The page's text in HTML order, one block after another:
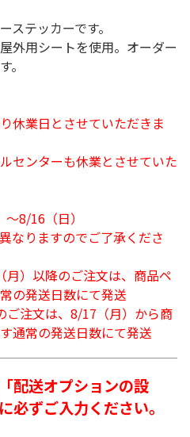
ステッカーです。
外用シートを使用。オーダー
。
休業日とさせていただきま
センターも休業とさせていた
8/16（日）
なりますのでご了承くださ
月）以降のご注文は、商品ペ
の発送日数にて発送
ご注文は、8/17（月）から商
通常の発送日数にて発送
配送オプションの設
必ずご入力ください。